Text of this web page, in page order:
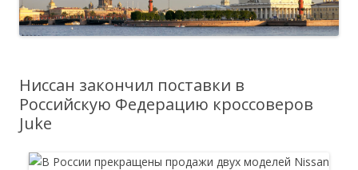
Ниссан закончил поставки в
Российскую Федерацию кроссоверов
Juke